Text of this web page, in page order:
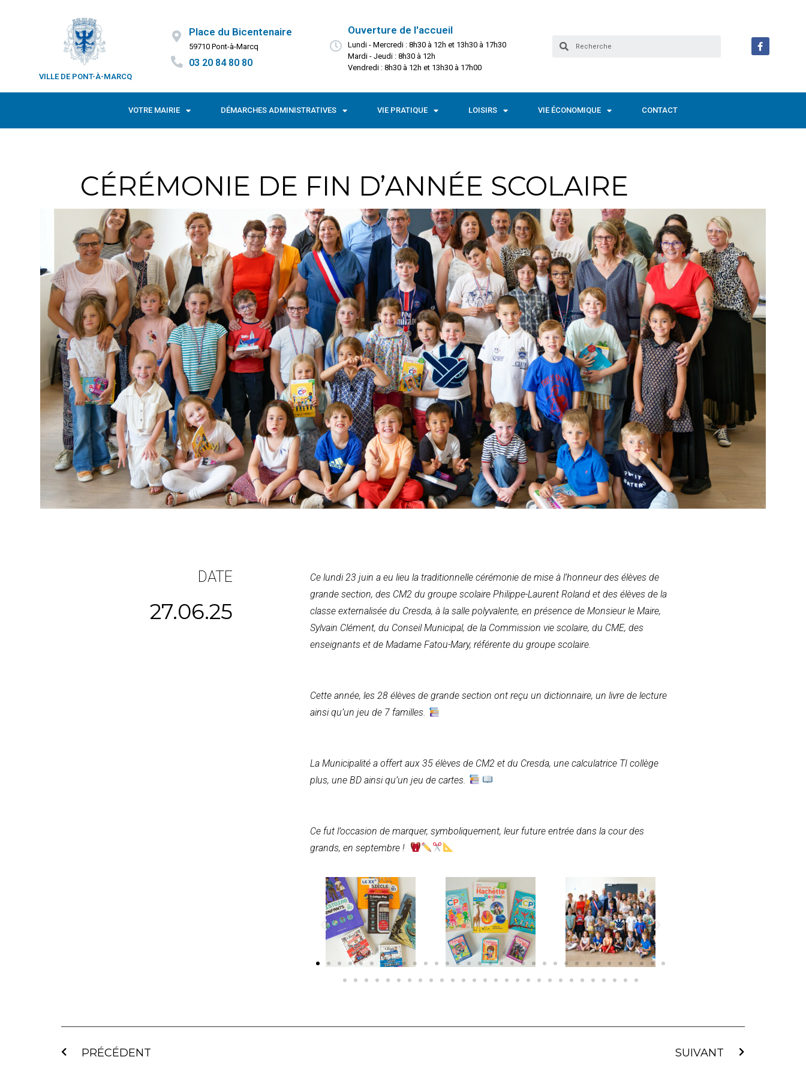
VILLE DE PONT-À-MARCQ
Place du Bicentenaire
59710 Pont-à-Marcq
03 20 84 80 80
Ouverture de l'accueil
Lundi - Mercredi : 8h30 à 12h et 13h30 à 17h30
Mardi - Jeudi : 8h30 à 12h
Vendredi : 8h30 à 12h et 13h30 à 17h00
VOTRE MAIRIE DÉMARCHES ADMINISTRATIVES VIE PRATIQUE LOISIRS VIE ÉCONOMIQUE CONTACT
CÉRÉMONIE DE FIN D’ANNÉE SCOLAIRE
DATE
27.06.25
Ce lundi 23 juin a eu lieu la traditionnelle cérémonie de mise à l’honneur des élèves de
grande section, des CM2 du groupe scolaire Philippe-Laurent Roland et des élèves de la
classe externalisée du Cresda, à la salle polyvalente, en présence de Monsieur le Maire,
Sylvain Clément, du Conseil Municipal, de la Commission vie scolaire, du CME, des
enseignants et de Madame Fatou-Mary, référente du groupe scolaire.
Cette année, les 28 élèves de grande section ont reçu un dictionnaire, un livre de lecture
ainsi qu’un jeu de 7 familles.
La Municipalité a offert aux 35 élèves de CM2 et du Cresda, une calculatrice TI collège
plus, une BD ainsi qu’un jeu de cartes.
Ce fut l’occasion de marquer, symboliquement, leur future entrée dans la cour des
grands, en septembre !
PRÉCÉDENT SUIVANT